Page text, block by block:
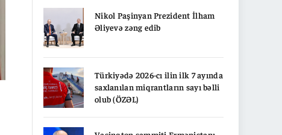
Nikol Paşinyan Prezident İlham
Əliyevə zəng edib
Türkiyədə 2026-cı ilin ilk 7 ayında
saxlanılan miqrantların sayı bəlli
olub (ÖZƏL)